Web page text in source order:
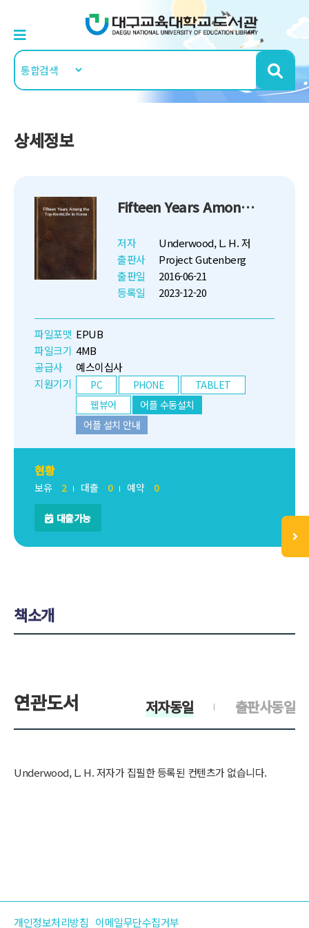
상세정보
Fifteen Years Among the Top-Knots Life in Korea
저자
Underwood, L. H. 저
출판사
Project Gutenberg
출판일
2016-06-21
등록일
2023-12-20
파일포맷 EPUB
파일크기 4MB
공급사
예스이십사
지원기기
PC PHONE
TABLET
웹뷰어
어플 수동설치
어플 설치 안내
현황
보유 2 대출 0 예약 0
대출가능
책소개
연관도서 출판사동일
저자동일
Underwood, L. H. 저자가 집필한 등록된 컨텐츠가 없습니다.
개인정보처리방침 이메일무단수집거부